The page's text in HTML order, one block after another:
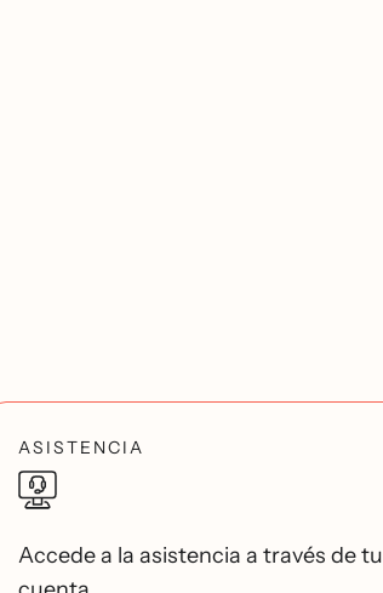
ASISTENCIA
Accede a la asistencia a través de tu